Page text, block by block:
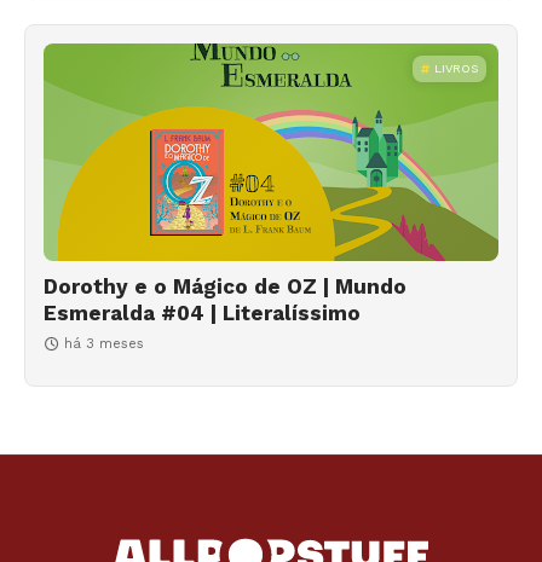
LIVROS
Dorothy e o Mágico de OZ | Mundo
Esmeralda #04 | Literalíssimo
há 3 meses